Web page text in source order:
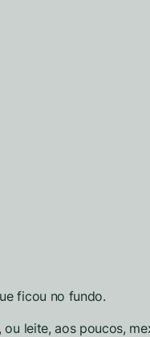
ficou no fundo.
leite, aos poucos,